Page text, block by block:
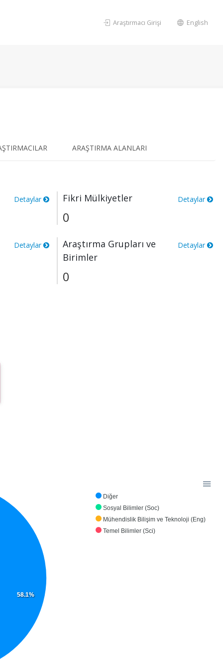
Araştırmacı Girişi English
ARAŞTIRMA ALANLARI
Detaylar Fikri Mülkiyetler Detaylar
0
Detaylar
Araştırma Grupları ve
Birimler
Detaylar
0
Diğer
Sosyal Bilimler (Soc)
Mühendislik Bilişim ve Teknoloji (Eng)
Temel Bilimler (Sci)
58.1%